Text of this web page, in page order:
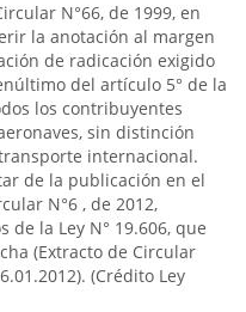
N°66, de 1999, en
la anotación al margen
de radicación exigido
del artículo 5° de la
los contribuyentes
sin distinción
internacional.
de la publicación en el
N°6 , de 2012,
la Ley N° 19.606, que
(Extracto de Circular
(Crédito Ley